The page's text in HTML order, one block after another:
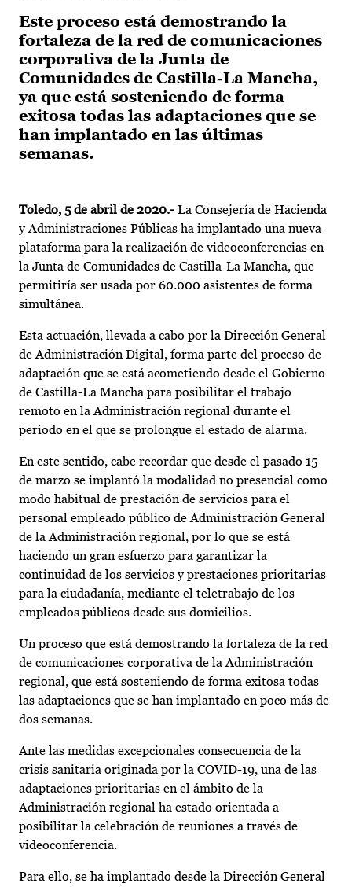
Este proceso está demostrando la
fortaleza de la red de comunicaciones
corporativa de la Junta de
Comunidades de Castilla-La Mancha,
ya que está sosteniendo de forma
exitosa todas las adaptaciones que se
han implantado en las últimas
semanas.
Toledo, 5 de abril de 2020.- La Consejería de Hacienda
y Administraciones Públicas ha implantado una nueva
plataforma para la realización de videoconferencias en
la Junta de Comunidades de Castilla-La Mancha, que
permitiría ser usada por 60.000 asistentes de forma
simultánea.
Esta actuación, llevada a cabo por la Dirección General
de Administración Digital, forma parte del proceso de
adaptación que se está acometiendo desde el Gobierno
de Castilla-La Mancha para posibilitar el trabajo
remoto en la Administración regional durante el
periodo en el que se prolongue el estado de alarma.
En este sentido, cabe recordar que desde el pasado 15
de marzo se implantó la modalidad no presencial como
modo habitual de prestación de servicios para el
personal empleado público de Administración General
de la Administración regional, por lo que se está
haciendo un gran esfuerzo para garantizar la
continuidad de los servicios y prestaciones prioritarias
para la ciudadanía, mediante el teletrabajo de los
empleados públicos desde sus domicilios.
Un proceso que está demostrando la fortaleza de la red
de comunicaciones corporativa de la Administración
regional, que está sosteniendo de forma exitosa todas
las adaptaciones que se han implantado en poco más de
dos semanas.
Ante las medidas excepcionales consecuencia de la
crisis sanitaria originada por la COVID-19, una de las
adaptaciones prioritarias en el ámbito de la
Administración regional ha estado orientada a
posibilitar la celebración de reuniones a través de
videoconferencia.
Para ello, se ha implantado desde la Dirección General